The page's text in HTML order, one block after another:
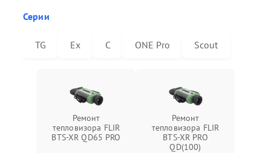
Серии
TG Ex C ONE Pro Scout
Ремонт
тепловизора FLIR
BTS-XR QD65 PRO
Ремонт
тепловизора FLIR
BTS-XR PRO
QD(100)